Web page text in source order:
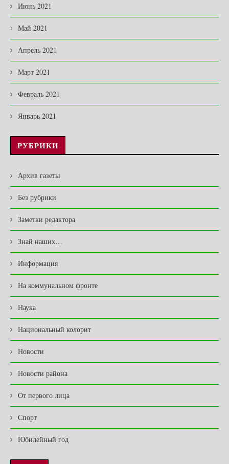
Июнь 2021
Май 2021
Апрель 2021
Март 2021
Февраль 2021
Январь 2021
РУБРИКИ
Архив газеты
Без рубрики
Заметки редактора
Знай наших…
Информация
На коммунальном фронте
Наука
Национальный колорит
Новости
Новости района
От первого лица
Спорт
Юбилейный год